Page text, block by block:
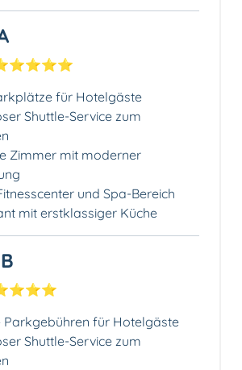
für Hotelgäste
Shuttle-Service zum
Zimmer mit moderner
und Spa-Bereich
mit erstklassiger Küche
Parkgebühren für Hotelgäste
Shuttle-Service zum